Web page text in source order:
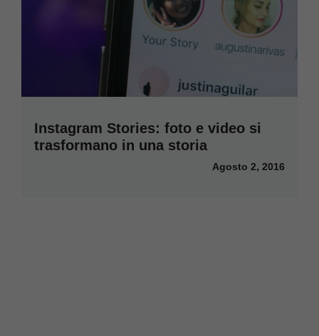
Instagram Stories: foto e video si
trasformano in una storia
Agosto 2, 2016